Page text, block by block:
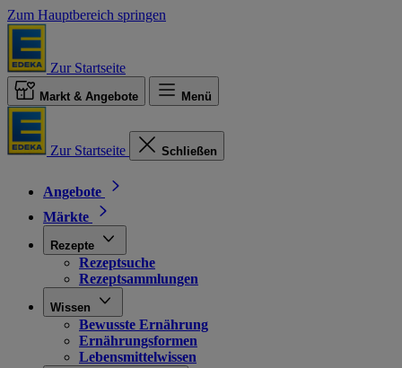
Zum Hauptbereich springen
Zur Startseite
Markt & Angebote Menü
Zur Startseite Schließen
Angebote
Märkte
Rezepte
Rezeptsuche
Rezeptsammlungen
Wissen
Bewusste Ernährung
Ernährungsformen
Lebensmittelwissen